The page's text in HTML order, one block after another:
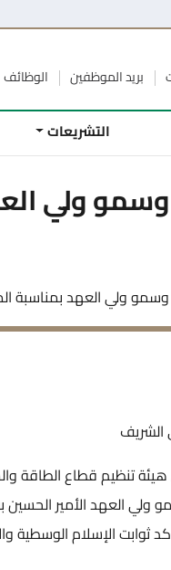
بريد الموظفين الوظائف
التشريعات
ولي
ولي العهد بمناسبة
الشريف
هيئة تنظيم قطاع
العهد الأمير الحسين
ثوابت الإسلام